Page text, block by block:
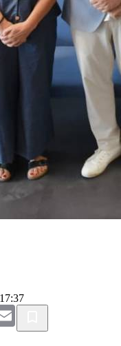
Email